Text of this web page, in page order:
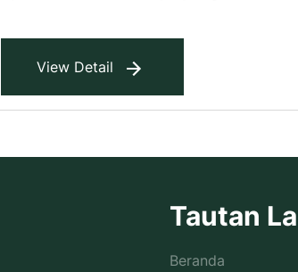
setempat sesuai dengan rencana
View Detail
Tautan
Beranda